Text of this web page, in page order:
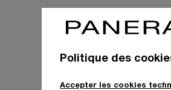
Politique des
Accepter les cookies